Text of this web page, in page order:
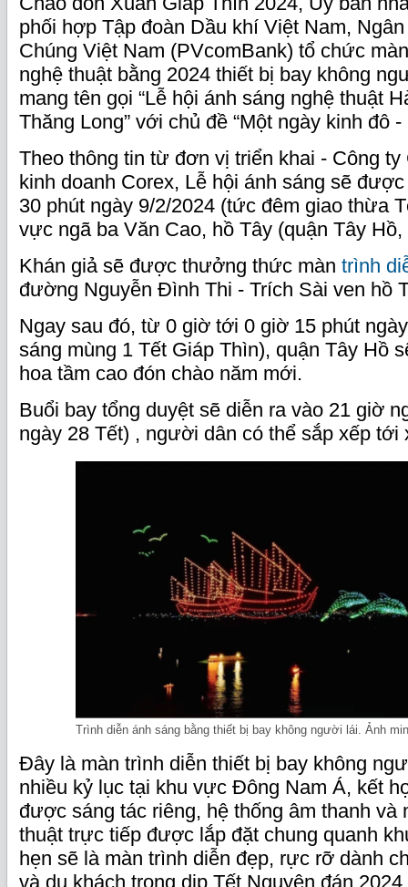
phối hợp Tập đoàn Dầu khí Việt Nam,
Chúng Việt Nam (PVcomBank) tổ chức
nghệ thuật bằng 2024 thiết bị bay không
mang tên gọi “Lễ hội ánh sáng nghệ thuật
Thăng Long” với chủ đề “Một ngày kinh đô
Theo thông tin từ đơn vị triển khai - Công ty
kinh doanh Corex, Lễ hội ánh sáng sẽ
30 phút ngày 9/2/2024 (tức đêm giao thừa
vực ngã ba Văn Cao, hồ Tây (quận Tây
Khán giả sẽ được thưởng thức màn trình
đường Nguyễn Đình Thi - Trích Sài ven hồ
Ngay sau đó, từ 0 giờ tới 0 giờ 15 phút
sáng mùng 1 Tết Giáp Thìn), quận Tây Hồ
hoa tầm cao đón chào năm mới.
Buổi bay tổng duyệt sẽ diễn ra vào 21 giờ
ngày 28 Tết) , người dân có thể sắp xếp tới
Trình diễn ánh sáng bằng thiết bị bay không người lái. Ảnh
Đây là màn trình diễn thiết bị bay không
nhiều kỷ lục tại khu vực Đông Nam Á, kết
được sáng tác riêng, hệ thống âm thanh và
thuật trực tiếp được lắp đặt chung quanh
hẹn sẽ là màn trình diễn đẹp, rực rỡ dành
và du khách trong dịp Tết Nguyên đán 2024.